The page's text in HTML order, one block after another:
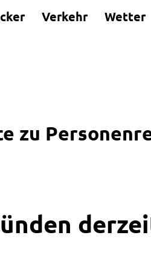
Verkehr Wetter
zu